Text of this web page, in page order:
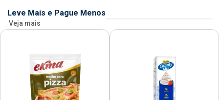
Leve Mais e Pague Menos
Veja mais